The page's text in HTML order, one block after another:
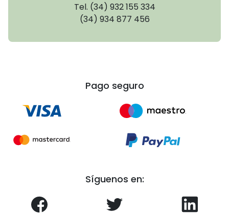
Tel. (34) 932 155 334
(34) 934 877 456
Pago seguro
Síguenos en: